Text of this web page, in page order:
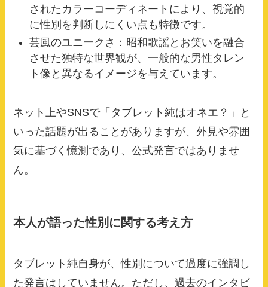
されたカラーコーディネートにより、視覚的
に性別を判断しにくい点も特徴です。
芸風のユニークさ：昭和歌謡とお笑いを融合
させた独特な世界観が、一般的な男性タレン
ト像と異なるイメージを与えています。
ネット上やSNSで「タブレット純はオネエ？」と
いった話題が出ることがありますが、外見や雰囲
気に基づく憶測であり、公式発言ではありませ
ん。
本人が語った性別に関する考え方
タブレット純自身が、性別について過度に強調し
た発言はしていません。ただし、過去のインタビ